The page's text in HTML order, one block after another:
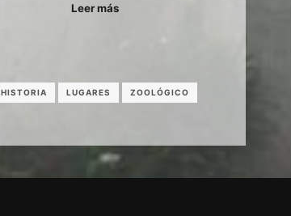
Leer más
HISTORIA LUGARES ZOOLÓGICO